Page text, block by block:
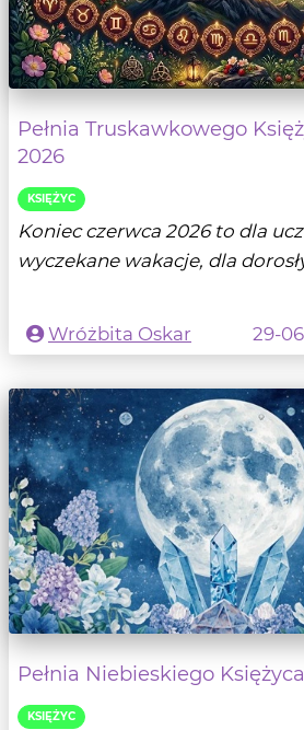
Pełnia Truskawkowego
2026
KSIĘŻYC
Koniec czerwca 2026 to dla
wyczekane wakacje, dla
Wróżbita Oskar
29-
Pełnia Niebieskiego
KSIĘŻYC